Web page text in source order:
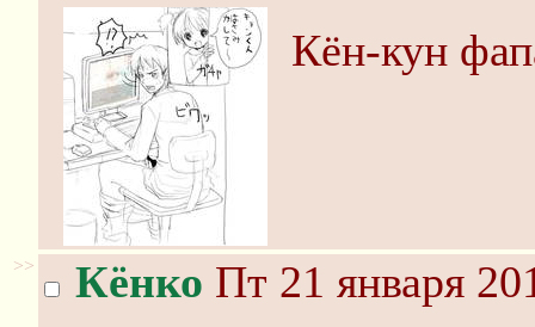
Кён-кун
>> Кёнко Пт 21 января